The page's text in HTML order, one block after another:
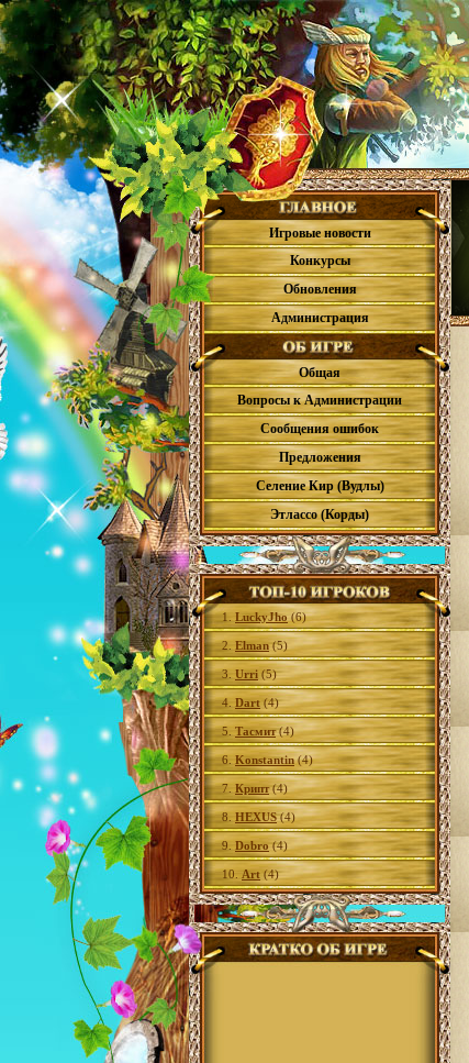
Игровые новости
Конкурсы
Обновления
Администрация
Общая
Вопросы к Администрации
Сообщения ошибок
Предложения
Селение Кир (Вудлы)
Этлассо (Корды)
1. LuckyJho (6)
2. Elman(5)
3. Urri (5)
4. Dart (4)
5. Тасмит(4)
6. Konstantin(4)
7. Крипт(4)
8. HEXUS(4)
9. Dobro(4)
10. Art (4)